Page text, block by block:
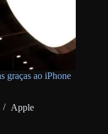
graças ao iPhone
Apple